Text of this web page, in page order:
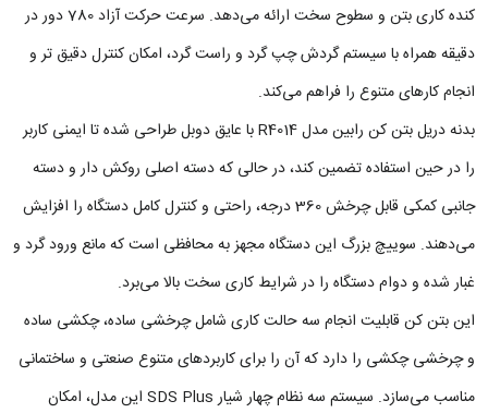
کنده‌ کاری بتن و سطوح سخت ارائه می‌دهد. سرعت حرکت آزاد 780 دور در
دقیقه همراه با سیستم گردش چپ‌ گرد و راست‌ گرد، امکان کنترل دقیق‌ تر و
انجام کارهای متنوع را فراهم می‌کند.
بدنه دریل بتن کن رابین مدل R4014 با عایق دوبل طراحی شده تا ایمنی کاربر
را در حین استفاده تضمین کند، در حالی که دسته اصلی روکش‌ دار و دسته
جانبی کمکی قابل چرخش 360 درجه، راحتی و کنترل کامل دستگاه را افزایش
می‌دهند. سوییچ بزرگ این دستگاه مجهز به محافظی است که مانع ورود گرد و
غبار شده و دوام دستگاه را در شرایط کاری سخت بالا می‌برد.
این بتن کن قابلیت انجام سه حالت کاری شامل چرخشی ساده، چکشی ساده
و چرخشی چکشی را دارد که آن را برای کاربردهای متنوع صنعتی و ساختمانی
مناسب می‌سازد. سیستم سه نظام چهار شیار SDS Plus این مدل، امکان